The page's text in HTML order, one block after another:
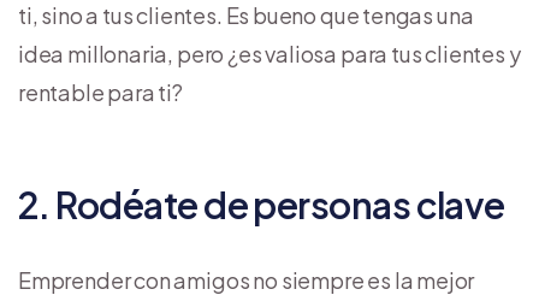
ti, sino a tus clientes. Es bueno que tengas una
idea millonaria, pero ¿es valiosa para tus clientes y
rentable para ti?
2. Rodéate de personas clave
Emprender con amigos no siempre es la mejor